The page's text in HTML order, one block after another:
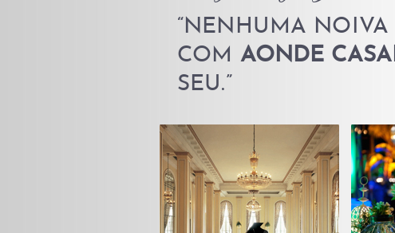
“NENHUMA NOIVA
COM AONDE
SEU.”